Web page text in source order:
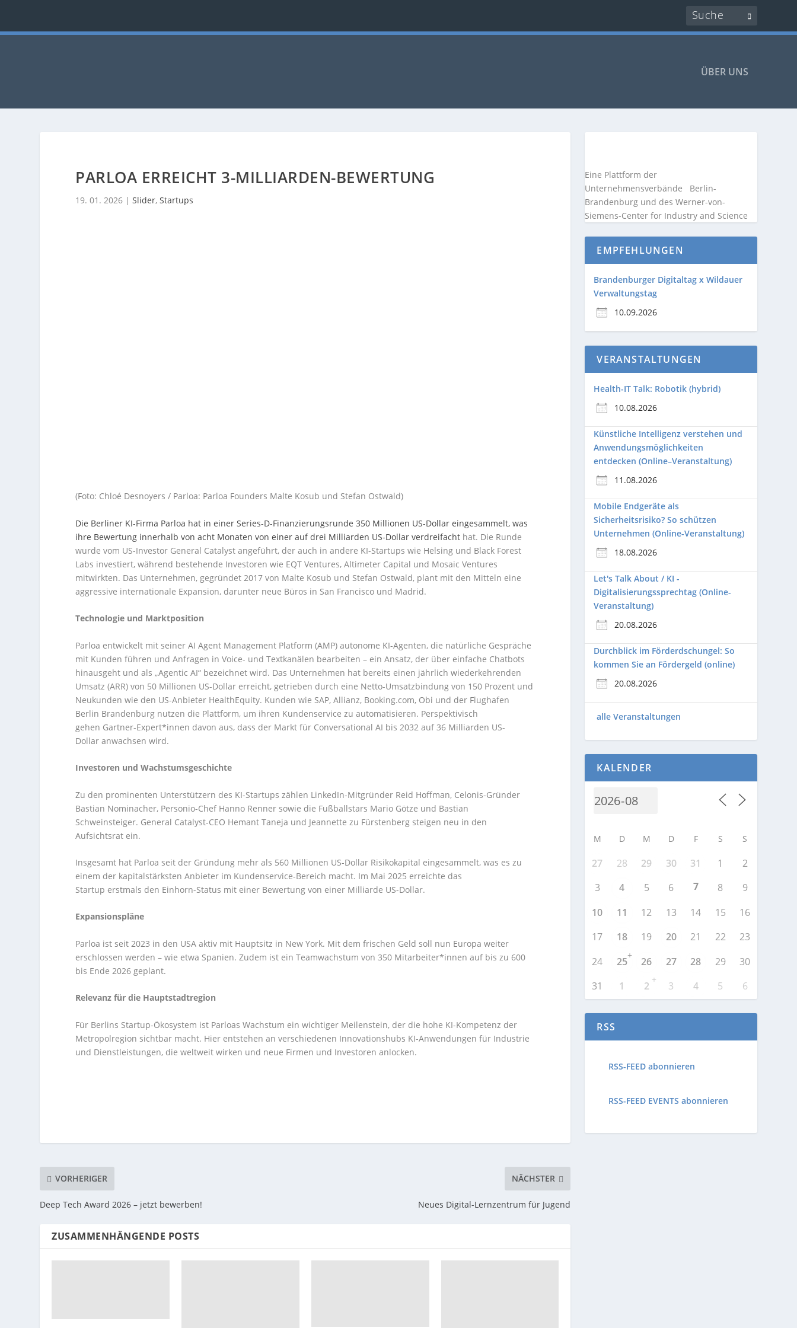
ÜBER UNS
PARLOA ERREICHT 3-MILLIARDEN-BEWERTUNG
19. 01. 2026 |Slider,Startups
(Foto: Chloé Desnoyers / Parloa: Parloa Founders Malte Kosub und Stefan Ostwald)
Die Berliner KI-Firma Parloa hat in einer Series-D-Finanzierungsrunde 350 Millionen US-Dollar eingesammelt, was
ihre Bewertung innerhalb von acht Monaten von einer auf drei Milliarden US-Dollar verdreifacht hat. Die Runde
wurde vom US-Investor General Catalyst angeführt, der auch in andere KI-Startups wie Helsing und Black Forest
Labs investiert, während bestehende Investoren wie EQT Ventures, Altimeter Capital und Mosaic Ventures
mitwirkten. Das Unternehmen, gegründet 2017 von Malte Kosub und Stefan Ostwald, plant mit den Mitteln eine
aggressive internationale Expansion, darunter neue Büros in San Francisco und Madrid.
Technologie und Marktposition
Parloa entwickelt mit seiner AI Agent Management Platform (AMP) autonome KI-Agenten, die natürliche Gespräche
mit Kunden führen und Anfragen in Voice- und Textkanälen bearbeiten – ein Ansatz, der über einfache Chatbots
hinausgeht und als „Agentic AI“ bezeichnet wird. Das Unternehmen hat bereits einen jährlich wiederkehrenden
Umsatz (ARR) von 50 Millionen US-Dollar erreicht, getrieben durch eine Netto-Umsatzbindung von 150 Prozent und
Neukunden wie den US-Anbieter HealthEquity. Kunden wie SAP, Allianz, Booking.com, Obi und der Flughafen
Berlin Brandenburg nutzen die Plattform, um ihren Kundenservice zu automatisieren. Perspektivisch
gehen Gartner-Expert*innen davon aus, dass der Markt für Conversational AI bis 2032 auf 36 Milliarden US-
Dollar anwachsen wird.
Investoren und Wachstumsgeschichte
Zu den prominenten Unterstützern des KI-Startups zählen LinkedIn-Mitgründer Reid Hoffman, Celonis-Gründer
Bastian Nominacher, Personio-Chef Hanno Renner sowie die Fußballstars Mario Götze und Bastian
Schweinsteiger. General Catalyst-CEO Hemant Taneja und Jeannette zu Fürstenberg steigen neu in den
Aufsichtsrat ein.
Insgesamt hat Parloa seit der Gründung mehr als 560 Millionen US-Dollar Risikokapital eingesammelt, was es zu
einem der kapitalstärksten Anbieter im Kundenservice-Bereich macht. Im Mai 2025 erreichte das
Startup erstmals den Einhorn-Status mit einer Bewertung von einer Milliarde US-Dollar.
Expansionspläne
Parloa ist seit 2023 in den USA aktiv mit Hauptsitz in New York. Mit dem frischen Geld soll nun Europa weiter
erschlossen werden – wie etwa Spanien. Zudem ist ein Teamwachstum von 350 Mitarbeiter*innen auf bis zu 600
bis Ende 2026 geplant.
Relevanz für die Hauptstadtregion
Für Berlins Startup-Ökosystem ist Parloas Wachstum ein wichtiger Meilenstein, der die hohe KI-Kompetenz der
Metropolregion sichtbar macht. Hier entstehen an verschiedenen Innovationshubs KI-Anwendungen für Industrie
und Dienstleistungen, die weltweit wirken und neue Firmen und Investoren anlocken.
VORHERIGER
Deep Tech Award 2026 – jetzt bewerben!
NÄCHSTER
Neues Digital-Lernzentrum für Jugend
ZUSAMMENHÄNGENDE POSTS
Eine Plattform der
Unternehmensverbände Berlin-
Brandenburg und des Werner-von-
Siemens-Center for Industry and Science
EMPFEHLUNGEN
Brandenburger Digitaltag x Wildauer
Verwaltungstag
10.09.2026
VERANSTALTUNGEN
Health-IT Talk: Robotik (hybrid)
10.08.2026
Künstliche Intelligenz verstehen und
Anwendungsmöglichkeiten
entdecken (Online–Veranstaltung)
11.08.2026
Mobile Endgeräte als
Sicherheitsrisiko? So schützen
Unternehmen (Online-Veranstaltung)
18.08.2026
Let's Talk About / KI -
Digitalisierungssprechtag (Online-
Veranstaltung)
20.08.2026
Durchblick im Förderdschungel: So
kommen Sie an Fördergeld (online)
20.08.2026
alle Veranstaltungen
KALENDER
M D M D F S S
27 28 29 30 31 1
2
3
4 5 6 7 8
9
10
11 12 13 14 15
16
17
18 19 20 21 22
23
24
25
+
26 27 28 29
30
31
1 2
+
3 4 5 6
RSS
RSS-FEED abonnieren
RSS-FEED EVENTS abonnieren